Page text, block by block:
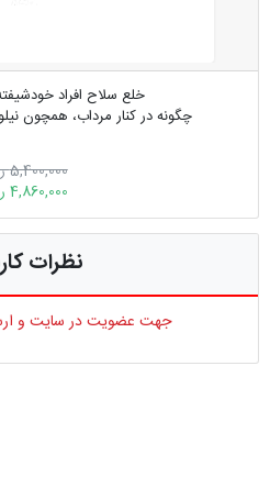
خلع سلاح افراد
چگونه در کنار مرداب، همچون
5,400,000 ریال
4,860,000 ریال
نظرات
جهت عضویت در سایت و